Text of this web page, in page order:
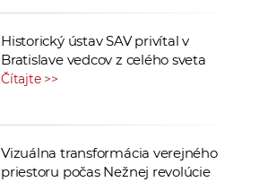
Historický ústav SAV privítal v
Bratislave vedcov z celého sveta
Čítajte >>
Vizuálna transformácia verejného
priestoru počas Nežnej revolúcie